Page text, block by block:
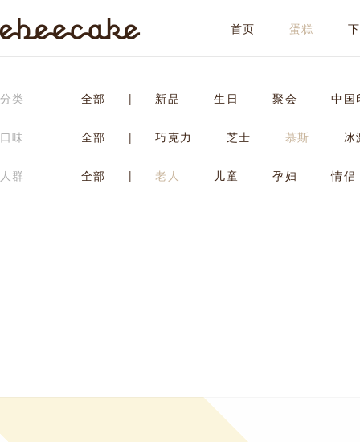
首页 蛋糕
分类 全部 | 新品 生日 聚会 中国
口味 全部 | 巧克力 芝士 慕斯 冰
人群 全部 | 老人 儿童 孕妇 情侣